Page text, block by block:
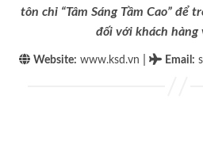
tôn chỉ “Tâm Sáng Tầm Cao” để
đối với khách hàng
Website: www.ksd.vn Email :